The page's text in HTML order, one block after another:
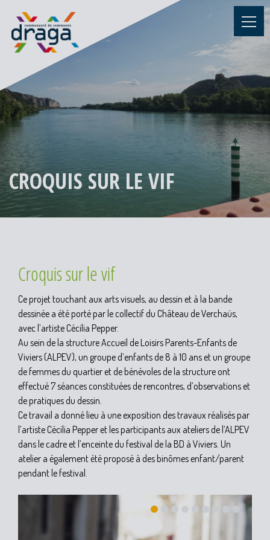
CROQUIS SUR LE VIF
Croquis sur le vif
Ce projet touchant aux arts visuels, au dessin et à la bande
dessinée a été porté par le collectif du Château de Verchaüs,
avec l’artiste Cécilia Pepper.
Au sein de la structure Accueil de Loisirs Parents-Enfants de
Viviers (ALPEV), un groupe d’enfants de 8 à 10 ans et un groupe
de femmes du quartier et de bénévoles de la structure ont
effectué 7 séances constituées de rencontres, d’observations et
de pratiques du dessin.
Ce travail a donné lieu à une exposition des travaux réalisés par
l’artiste Cécilia Pepper et les participants aux ateliers de l’ALPEV
dans le cadre et l’enceinte du festival de la BD à Viviers. Un
atelier a également été proposé à des binômes enfant/parent
pendant le festival.